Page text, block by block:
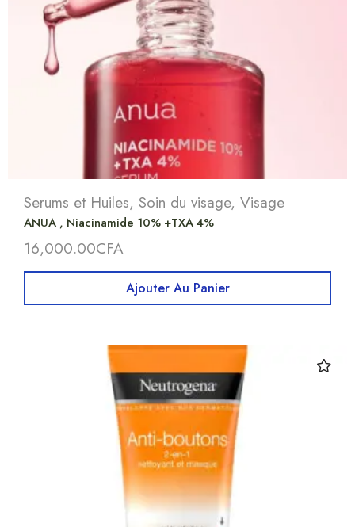
Serums et Huiles, Soin du visage, Visage
ANUA , Niacinamide 10% +TXA 4%
16,000.00CFA
Ajouter Au Panier